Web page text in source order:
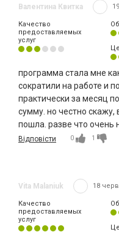
Валентина Квитка
Качество
предоставляемых
услуг
программа стала мне
сократили на работе и
практически за месяц
сумму. но честно скажу,
пошла. разве что очень
Відповісти 0 1
Vita Malaniuk 18
Качество
предоставляемых
услуг